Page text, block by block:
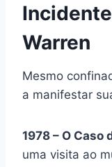
Warren
Mesmo
a manifestar
1978 – O Caso
uma visita ao